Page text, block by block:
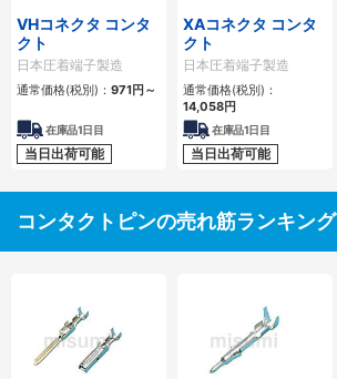
VHコネクタ コンタ
クト
日本圧着端子製造
通常価格(税別)： 971円 ～
在庫品1日目
当日出荷可能
XAコネクタ コンタ
クト
日本圧着端子製造
通常価格(税別)：
14,058円
在庫品1日目
当日出荷可能
コンタクトピンの売れ筋ランキング